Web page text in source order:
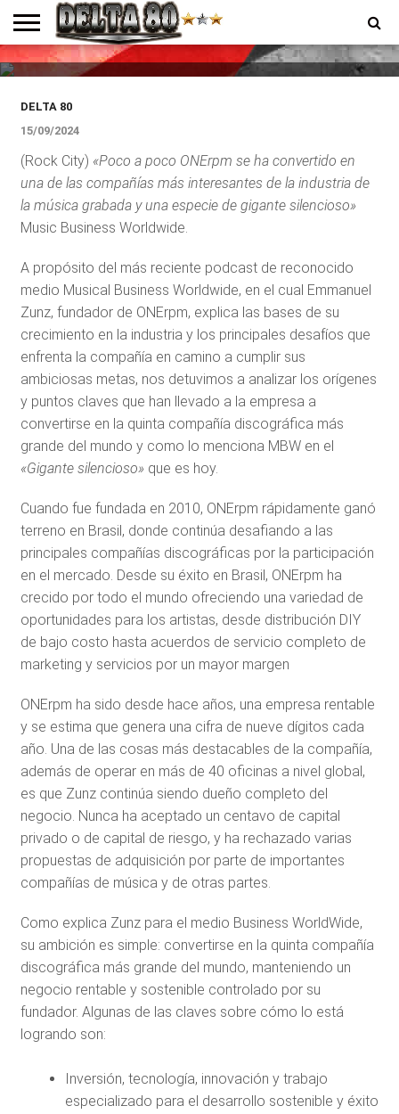
ENTREVISTAS
PREMIOS
PRODUCCIONES
PROGRAMACION
CONTACTO
HOMEPAGE
liderazgo en el competitivo
mercado de la industria musical
DELTA 80
15/09/2024
(Rock City) «Poco a poco ONErpm se ha convertido en
una de las compañías más interesantes de la industria de
la música grabada y una especie de gigante silencioso»
Music Business Worldwide.
A propósito del más reciente podcast de reconocido
medio Musical Business Worldwide, en el cual Emmanuel
Zunz, fundador de ONErpm, explica las bases de su
crecimiento en la industria y los principales desafíos que
enfrenta la compañía en camino a cumplir sus
ambiciosas metas, nos detuvimos a analizar los orígenes
y puntos claves que han llevado a la empresa a
convertirse en la quinta compañía discográfica más
grande del mundo y como lo menciona MBW en el
«Gigante silencioso»que es hoy.
Cuando fue fundada en 2010, ONErpm rápidamente ganó
terreno en Brasil, donde continúa desafiando a las
principales compañías discográficas por la participación
en el mercado. Desde su éxito en Brasil, ONErpm ha
crecido por todo el mundo ofreciendo una variedad de
oportunidades para los artistas, desde distribución DIY
de bajo costo hasta acuerdos de servicio completo de
marketing y servicios por un mayor margen
ONErpm ha sido desde hace años, una empresa rentable
y se estima que genera una cifra de nueve dígitos cada
año. Una de las cosas más destacables de la compañía,
además de operar en más de 40 oficinas a nivel global,
es que Zunz continúa siendo dueño completo del
negocio. Nunca ha aceptado un centavo de capital
privado o de capital de riesgo, y ha rechazado varias
propuestas de adquisición por parte de importantes
compañías de música y de otras partes.
Como explica Zunz para el medio Business WorldWide,
su ambición es simple: convertirse en la quinta compañía
discográfica más grande del mundo, manteniendo un
negocio rentable y sostenible controlado por su
fundador. Algunas de las claves sobre cómo lo está
logrando son:
Inversión, tecnología, innovación y trabajo
especializado para el desarrollo sostenible y éxito